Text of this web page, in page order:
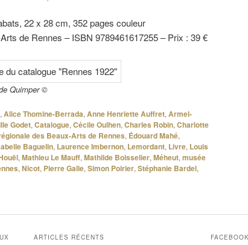
22 x 28 cm, 352 pages couleur
de Rennes – ISBN 9789461617255 – Prix : 39 €
Quimper ©
, Alice Thomine-Berrada, Anne Henriette Auffret, Armel-
Godet, Catalogue, Cécile Oulhen, Charles Robin, Charlotte
des Beaux-Arts de Rennes, Édouard Mahé,
Baguelin, Laurence Imbernon, Lemordant, Livre, Louis
, Mathieu Le Mauff, Mathilde Boisselier, Méheut, musée
, Nicot, Pierre Galle, Simon Poirier, Stéphanie Bardel,
ARTICLES RÉCENTS